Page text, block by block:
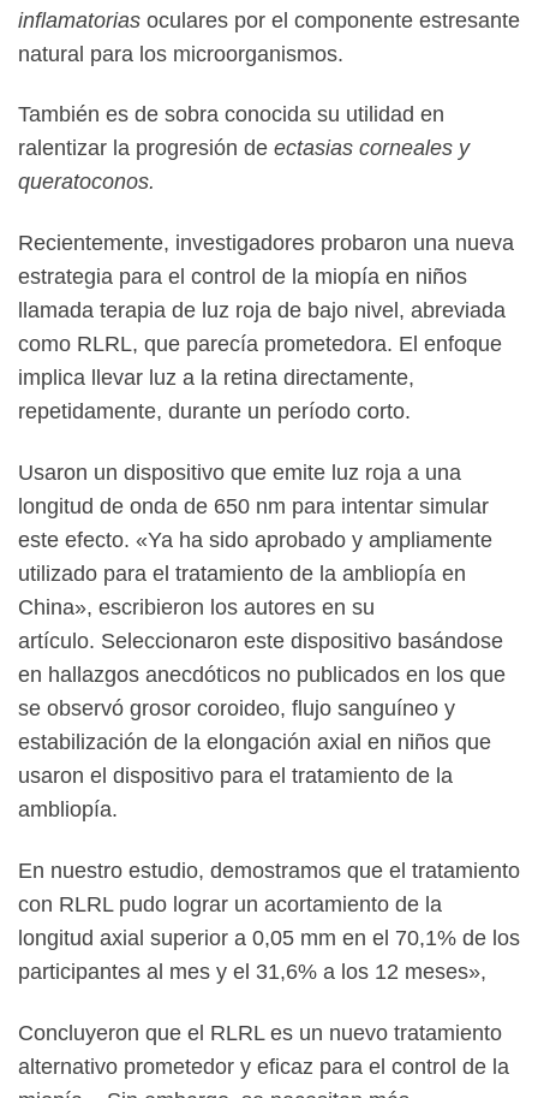
inflamatorias oculares por el componente estresante
natural para los microorganismos.
También es de sobra conocida su utilidad en
ralentizar la progresión de ectasias corneales y
queratoconos.
Recientemente, investigadores probaron una nueva
estrategia para el control de la miopía en niños
llamada terapia de luz roja de bajo nivel, abreviada
como RLRL, que parecía prometedora. El enfoque
implica llevar luz a la retina directamente,
repetidamente, durante un período corto.
Usaron un dispositivo que emite luz roja a una
longitud de onda de 650 nm para intentar simular
este efecto. «Ya ha sido aprobado y ampliamente
utilizado para el tratamiento de la ambliopía en
China», escribieron los autores en su
artículo. Seleccionaron este dispositivo basándose
en hallazgos anecdóticos no publicados en los que
se observó grosor coroideo, flujo sanguíneo y
estabilización de la elongación axial en niños que
usaron el dispositivo para el tratamiento de la
ambliopía.
En nuestro estudio, demostramos que el tratamiento
con RLRL pudo lograr un acortamiento de la
longitud axial superior a 0,05 mm en el 70,1% de los
participantes al mes y el 31,6% a los 12 meses»,
Concluyeron que el RLRL es un nuevo tratamiento
alternativo prometedor y eficaz para el control de la